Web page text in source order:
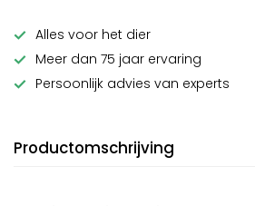
Alles voor het dier
Meer dan 75 jaar ervaring
Persoonlijk advies van experts
Productomschrijving